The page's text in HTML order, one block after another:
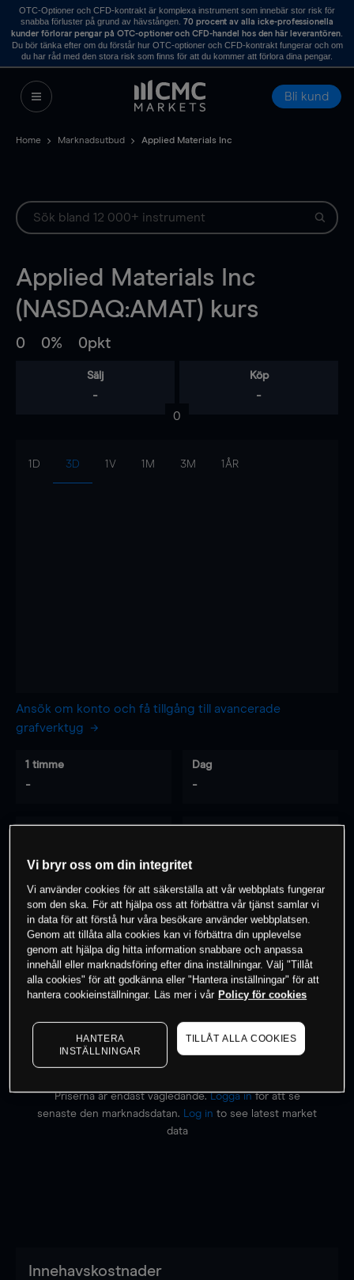
OTC-Optioner och CFD-kontrakt är komplexa instrument som innebär stor risk för
snabba förluster på grund av hävstången. 70 procent av alla icke-professionella
kunder förlorar pengar på OTC-optioner och CFD-handel hos den här leverantören.
Du bör tänka efter om du förstår hur OTC-optioner och CFD-kontrakt fungerar och om
du har råd med den stora risk som finns för att du kommer att förlora dina pengar.
Bli kund
Home Marknadsutbud Applied Materials Inc
Applied Materials Inc
(NASDAQ:AMAT) kurs
0 0% 0pkt
Sälj
-
Köp
-
0
1D 3D 1V 1M 3M 1ÅR
Ansök om konto och få tillgång till avancerade
grafverktyg
1 timme
-
Dag
-
0% av kunderna har en position i detta
instrument
Börja handla
Priserna är endast vägledande.Logga inför att se
senaste den marknadsdatan.
Log in to see latest market
data
Innehavskostnader
Vi bryr oss om din integritet
Vi använder cookies för att säkerställa att vår webbplats fungerar
som den ska. För att hjälpa oss att förbättra vår tjänst samlar vi
in data för att förstå hur våra besökare använder webbplatsen.
Genom att tillåta alla cookies kan vi förbättra din upplevelse
genom att hjälpa dig hitta information snabbare och anpassa
innehåll eller marknadsföring efter dina inställningar. Välj "Tillåt
alla cookies" för att godkänna eller "Hantera inställningar" för att
hantera cookieinställningar. Läs mer i vår Policy för cookies
HANTERA
INSTÄLLNINGAR
TILLÅT ALLA COOKIES